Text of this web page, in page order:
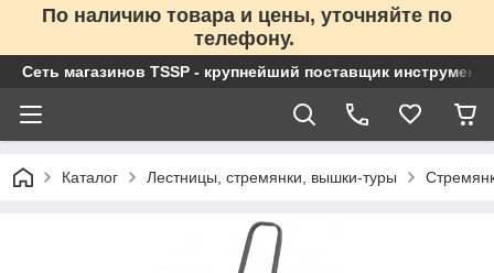
По наличию товара и цены, уточняйте по
телефону.
Сеть магазинов TSSP - крупнейший поставщик
Каталог Лестницы, стремянки, вышки-туры